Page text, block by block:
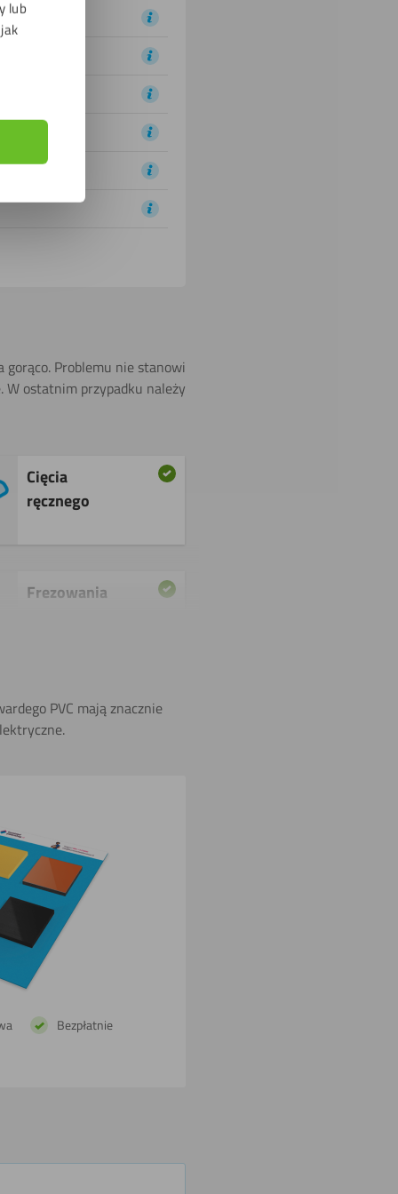
lub
gorąco. Problemu nie stanowi
ostatnim przypadku należy
Cięcia
ręcznego
Frezowania
Malowania
PVC mają znacznie
Bezpłatnie